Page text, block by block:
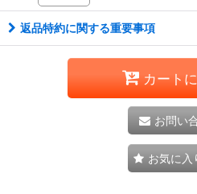
返品特約に関する重要事項
カート
お問い
お気に入